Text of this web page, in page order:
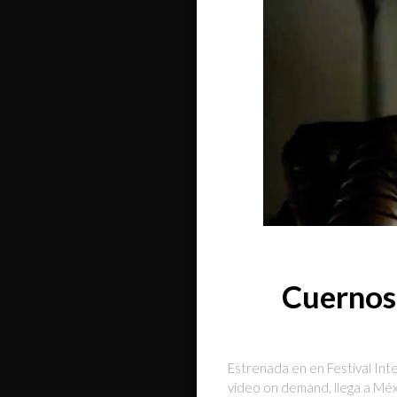
Estrenada en en Festival
video on demand, llega a